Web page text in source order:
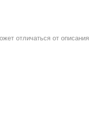
отличаться от